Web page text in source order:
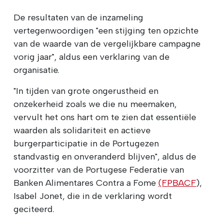
De resultaten van de inzameling
vertegenwoordigen "een stijging ten opzichte
van de waarde van de vergelijkbare campagne
vorig jaar", aldus een verklaring van de
organisatie.
"In tijden van grote ongerustheid en
onzekerheid zoals we die nu meemaken,
vervult het ons hart om te zien dat essentiële
waarden als solidariteit en actieve
burgerparticipatie in de Portugezen
standvastig en onveranderd blijven", aldus de
voorzitter van de Portugese Federatie van
Banken Alimentares Contra a Fome (FPBACF),
Isabel Jonet, die in de verklaring wordt
geciteerd.